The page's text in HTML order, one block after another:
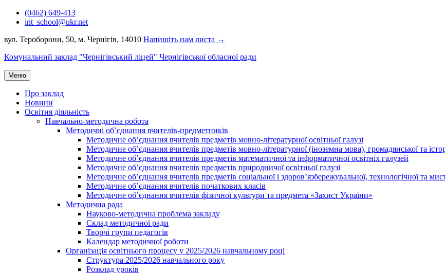
Перейти(0462) 649-413
int_school@ukr.net
вул. Тероборони, 50, м. Чернігів, 14010 Напишіть нам листа →
Комунальний заклад "Чернігівський ліцей" Чернігівської обласної ради
Меню
Про заклад
Новини
Освітня діяльність
Навчально-методична робота
Методичні об’єднання вчителів-предметників
Методичне об’єднання вчителів предметів мовно-літературної освітньої галузі
Методичне об’єднання вчителів предметів мовно-літературної (іноземна мова), громадянської та
Методичне об’єднання вчителів предметів математичної та інформатичної освітніх галузей
Методичне об’єднання вчителів предметів природничої освітньої галузі
Методичне об’єднання вчителів предметів соціальної і здоров’язбережувальної, технологічної та
Методичне об’єднання вчителів початкових класів
Методичне об’єднання вчителів фізичної культури та предмета «Захист України»
Методична рада
Науково-методична проблема закладу
Склад методичної ради
Творчі групи педагогів
Календар методичної роботи
Організація освітнього процесу у 2025/2026 навчальному році
Структура 2025/2026 навчального року
Розклад уроків